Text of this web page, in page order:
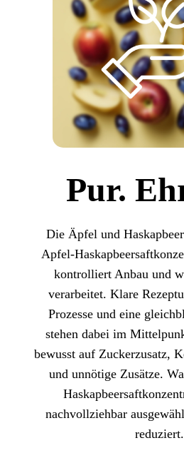
Pur.
Die Äpfel und
Apfel-
kontrolliert Anbau und
verarbeitet. Klare
Prozesse und eine
stehen dabei im
bewusst auf Zuckerzusatz,
und unnötige Zusätze.
nachvollziehbar
reduziert.